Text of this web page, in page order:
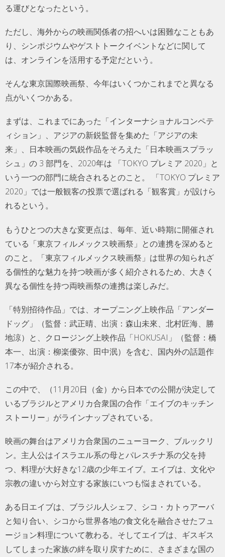
る運びとなったという。
ただし、海外からの映画関係者の招へいは困難なこともあ
り、シンポジウムやゲストトークイベントなどに関して
は、オンラインを活用する予定だという。
そんな東京国際映画祭、今年はいくつかこれまでと異なる
点がいくつかある。
まずは、これまでにあった「インターナショナルコンペテ
ィション」、アジアの新鋭監督を集めた「アジアの未
来」、日本映画の気鋭作品をそろえた「日本映画スプラッ
シュ」の 3 部門を、2020年は 「TOKYO プレミア 2020」と
いう一つの部門に統合されるとのこと。 「TOKYO プレミア
2020」では一般観客の投票で選ばれる「観客賞」が設けら
れるという。
もうひとつの大きな変更点は、毎年、近い時期に開催され
ている「東京フィルメックス映画祭」との連携を深めると
のこと。「東京フィルメックス映画祭」は世界の知られざ
る個性的な魅力を持つ映画が多く紹介されるため、大きく
異なる個性を持つ両映画祭の連携は楽しみだ。
「特別招待作品」では、オープニング上映作品「アンダー
ドッグ」（監督：武正晴、出演：森山未來、北村匠海、勝
地涼）と、クロージング上映作品「HOKUSAI」（監督：橋
本一、出演：柳楽優弥、田中泯）を含む、国内外の話題作
17本が紹介される。
この中で、（11月20日（金）から日本での公開が決定して
いるブラジルとアメリカ合衆国の合作「エイブのキッチン
ストーリー」がラインナップされている。
映画の舞台はアメリカ合衆国のニューヨーク、ブルックリ
ン。主人公はイスラエル系の母とパレスチナ系の父を持
つ、料理が大好きな12歳の少年エイブ。エイブは、文化や
宗教の違いから対立する家族にいつも悩まされている。
ある日エイブは、ブラジル人シェフ、シコ・カトゥアーバ
と知り合い、シコから世界各地の食文化を融合させたフュ
ージョン料理について教わる。そしてエイブは、ギスギス
してしまった家族の絆を取り戻すために、さまざまな国の